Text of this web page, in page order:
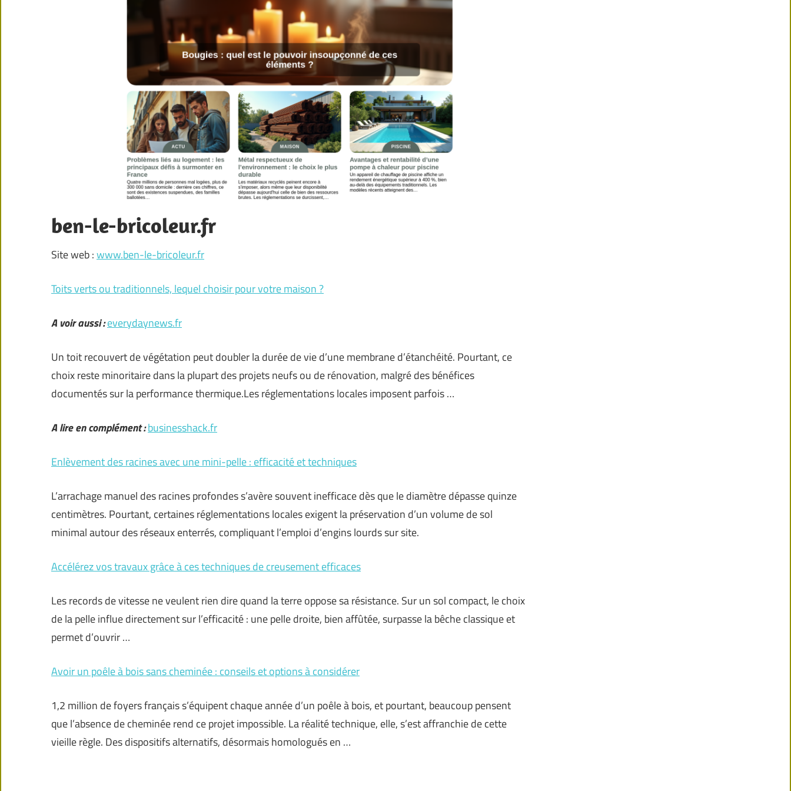
ben-le-bricoleur.fr
Site web :www.ben-le-bricoleur.fr
Toits verts ou traditionnels, lequel choisir pour votre maison ?
A voir aussi :everydaynews.fr
Un toit recouvert de végétation peut doubler la durée de vie d’une membrane d’étanchéité. Pourtant, ce
choix reste minoritaire dans la plupart des projets neufs ou de rénovation, malgré des bénéfices
documentés sur la performance thermique.Les réglementations locales imposent parfois …
A lire en complément :businesshack.fr
Enlèvement des racines avec une mini-pelle : efficacité et techniques
L’arrachage manuel des racines profondes s’avère souvent inefficace dès que le diamètre dépasse quinze
centimètres. Pourtant, certaines réglementations locales exigent la préservation d’un volume de sol
minimal autour des réseaux enterrés, compliquant l’emploi d’engins lourds sur site.
Accélérez vos travaux grâce à ces techniques de creusement efficaces
Les records de vitesse ne veulent rien dire quand la terre oppose sa résistance. Sur un sol compact, le choix
de la pelle influe directement sur l’efficacité : une pelle droite, bien affûtée, surpasse la bêche classique et
permet d’ouvrir …
Avoir un poêle à bois sans cheminée : conseils et options à considérer
1,2 million de foyers français s’équipent chaque année d’un poêle à bois, et pourtant, beaucoup pensent
que l’absence de cheminée rend ce projet impossible. La réalité technique, elle, s’est affranchie de cette
vieille règle. Des dispositifs alternatifs, désormais homologués en …